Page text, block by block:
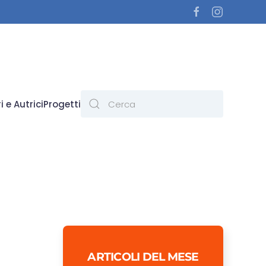
e AutriciProgetti
ARTICOLI DEL MESE